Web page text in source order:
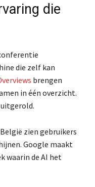
die
die zelf kan
brengen
in één overzicht.
zien gebruikers
Google maakt
waarin de AI het